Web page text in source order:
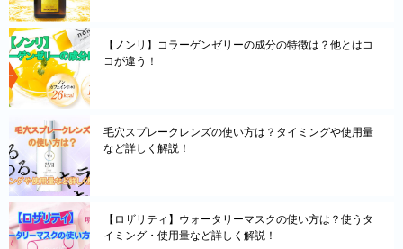
【ノンリ】コラーゲンゼリーの成分の特徴は？他とはコ
コが違う！
毛穴スプレークレンズの使い方は？タイミングや使用量
など詳しく解説！
【ロザリティ】ウォータリーマスクの使い方は？使うタ
イミング・使用量など詳しく解説！